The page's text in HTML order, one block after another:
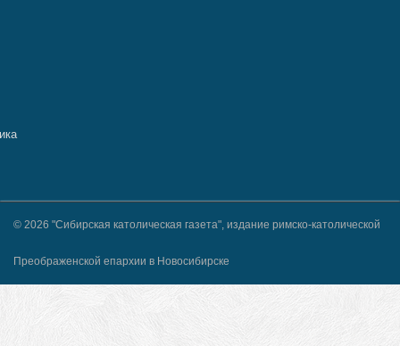
© 2026 "Сибирская католическая газета", издание римско-католической
Преображенской епархии в Новосибирске